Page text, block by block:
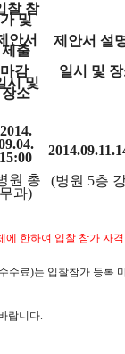
찰 참
가 및
안서
제출
마감
시 및
장소
제안서 설
일시 및
2014.
15:00
원 총
무과)
(병원 5층
에 한하여 입찰 참가 자
수료)는 입찰참가 등록
랍니다.